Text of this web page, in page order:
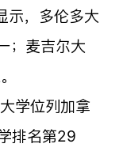
示，多伦多大
；麦吉尔大
学位列加拿
排名第29